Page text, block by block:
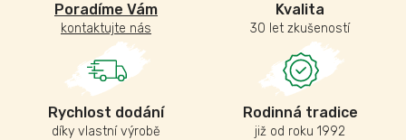
Poradíme Vám
kontaktujte nás
Kvalita
30 let zkušeností
Rychlost dodání
díky vlastní výrobě
Rodinná tradice
již od roku 1992